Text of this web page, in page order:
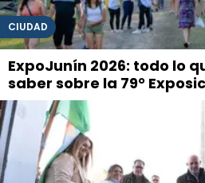
CIUDAD
ExpoJunín 2026: todo lo
saber sobre la 79°